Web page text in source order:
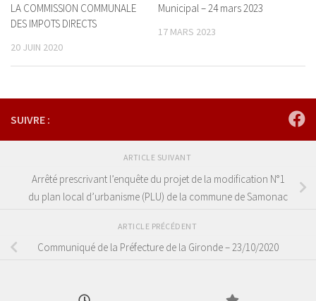
LA COMMISSION COMMUNALE
DES IMPOTS DIRECTS
20 JUIN 2020
Municipal – 24 mars 2023
17 MARS 2023
SUIVRE :
ARTICLE SUIVANT
Arrêté prescrivant l’enquête du projet de la modification N°1
du plan local d’urbanisme (PLU) de la commune de Samonac
ARTICLE PRÉCÉDENT
Communiqué de la Préfecture de la Gironde – 23/10/2020